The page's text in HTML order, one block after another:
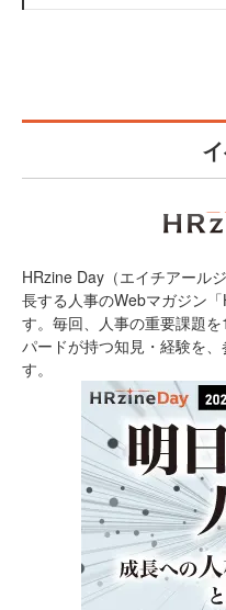
HRzine Day（エイチアール
長する人事のWebマガジン
す。毎回、人事の重要課題
パードが持つ知見・経験を
す。